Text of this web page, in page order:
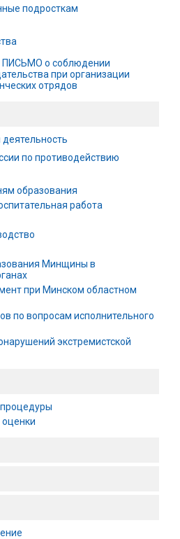
подросткам
о соблюдении
при организации
отрядов
по противодействию
образования
работа
Минщины в
при Минском областном
по вопросам исполнительного
экстремистской
оценки